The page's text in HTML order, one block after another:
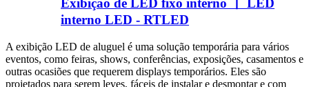
Exibição de LED fixo interno 丨 LED
interno LED - RTLED
A exibição LED de aluguel é uma solução temporária para vários
eventos, como feiras, shows, conferências, exposições, casamentos e
outras ocasiões que requerem displays temporários. Eles são
projetados para serem leves, fáceis de instalar e desmontar e com